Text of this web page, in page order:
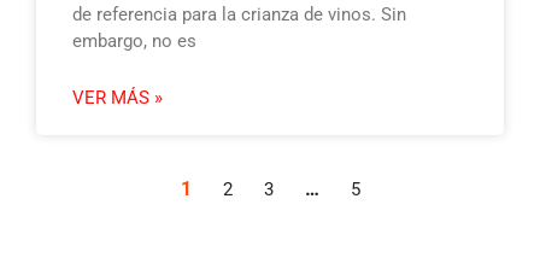
de referencia para la crianza de vinos. Sin
embargo, no es
VER MÁS »
1 2 3 … 5